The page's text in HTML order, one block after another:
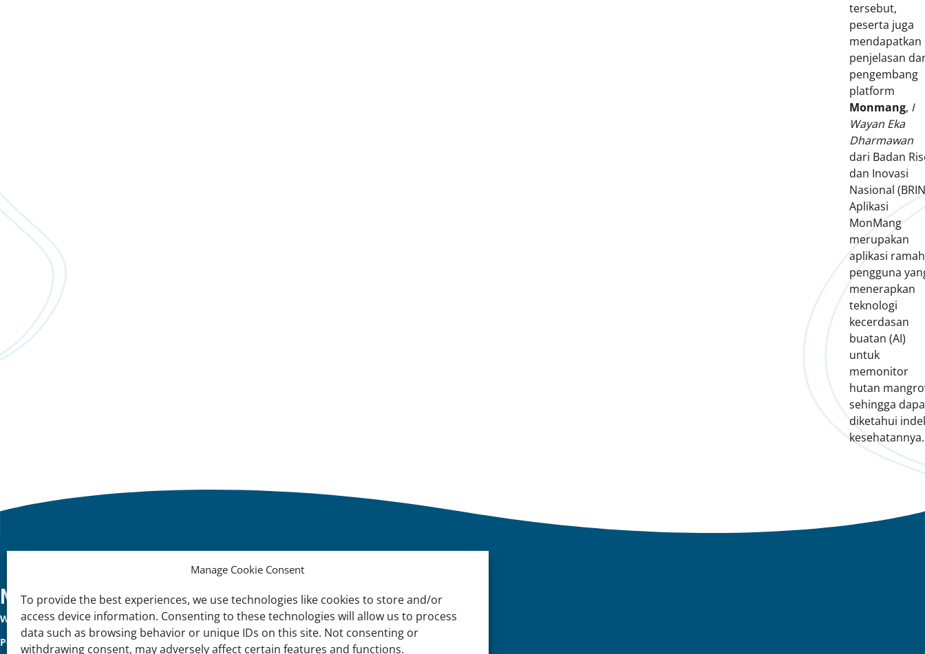
Manage Cookie Consent
To provide the best experiences, we use technologies like cookies to store and/or
access device information. Consenting to these technologies will allow us to process
data such as browsing behavior or unique IDs on this site. Not consenting or
withdrawing consent, may adversely affect certain features and functions.
tersebut,
peserta juga
mendapatkan
penjelasan
pengembang
platform
Monmang, I
Wayan Eka
Dharmawan
dari Badan
dan Inovasi
Nasional
Aplikasi
MonMang
merupakan
aplikasi ramah
pengguna
menerapkan
teknologi
kecerdasan
buatan (AI)
untuk
memonitor
hutan
sehingga
diketahui
Important
links
Menu Utama
Wetlands
Pendekatan kami
Tentang Kami
Tentang kami
Bagaimana kami bekerja